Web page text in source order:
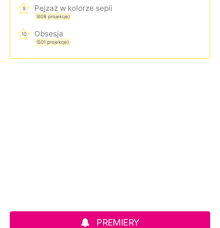
9 Pejzaż w kolorze sepii
(608 projekcje)
10 Obsesja
(501 projekcje)
PREMIERY